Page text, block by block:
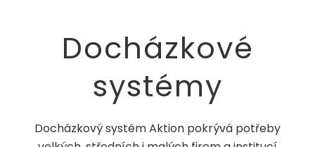
Docházkové
systémy
Docházkový systém Aktion pokrývá potřeby